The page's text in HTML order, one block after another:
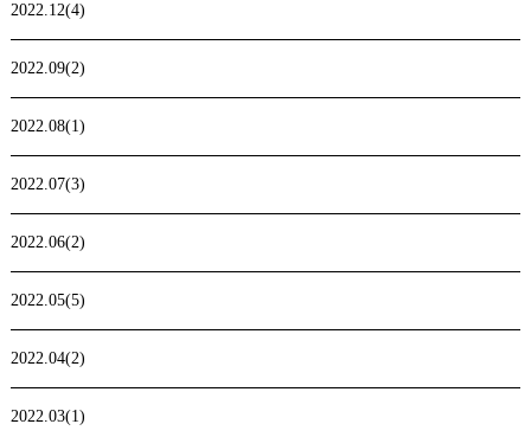
2022.12(4)
2022.09(2)
2022.08(1)
2022.07(3)
2022.06(2)
2022.05(5)
2022.04(2)
2022.03(1)